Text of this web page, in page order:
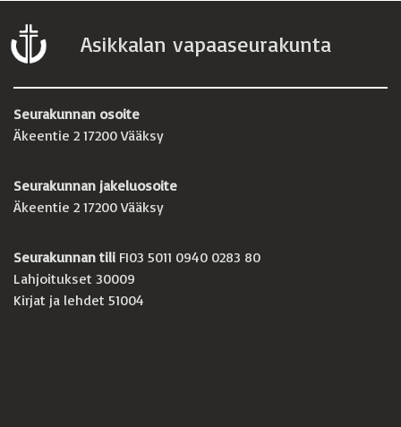
Asikkalan vapaaseurakunta
Seurakunnan osoite
Äkeentie 2 17200 Vääksy
Seurakunnan jakeluosoite
Äkeentie 2 17200 Vääksy
Seurakunnan tili FI03 5011 0940 0283 80
Lahjoitukset 30009
Kirjat ja lehdet 51004